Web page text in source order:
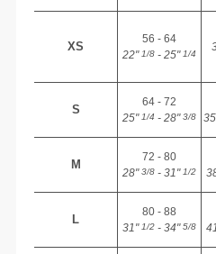
XS
56 - 64
22"1/8 - 25"1/4
S
64 - 72
25"1/4 - 28"3/8
M
72 - 80
28"3/8 - 31"1/2
L
80 - 88
31"1/2 - 34"5/8